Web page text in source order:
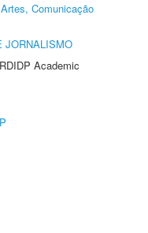
Comunicação
JORNALISMO
Academic